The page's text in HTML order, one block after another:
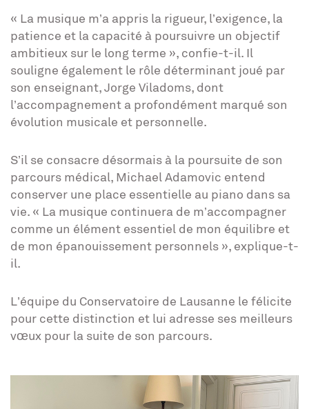
« La musique m’a appris la rigueur, l’exigence, la
patience et la capacité à poursuivre un objectif
ambitieux sur le long terme », confie-t-il. Il
souligne également le rôle déterminant joué par
son enseignant, Jorge Viladoms, dont
l’accompagnement a profondément marqué son
évolution musicale et personnelle.
S’il se consacre désormais à la poursuite de son
parcours médical, Michael Adamovic entend
conserver une place essentielle au piano dans sa
vie. « La musique continuera de m’accompagner
comme un élément essentiel de mon équilibre et
de mon épanouissement personnels », explique-t-
il.
L’équipe du Conservatoire de Lausanne le félicite
pour cette distinction et lui adresse ses meilleurs
vœux pour la suite de son parcours.